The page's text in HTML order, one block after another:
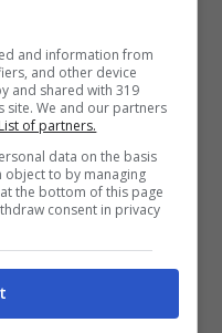
in un
per cambiare il
antichi poteri
boreale.
Fox attraverso una
scopri di più su
sonora
and information from
and other device
and shared with 319
site. We and our partners
List of partners.
data on the basis
object to by managing
the bottom of this page
consent in privacy